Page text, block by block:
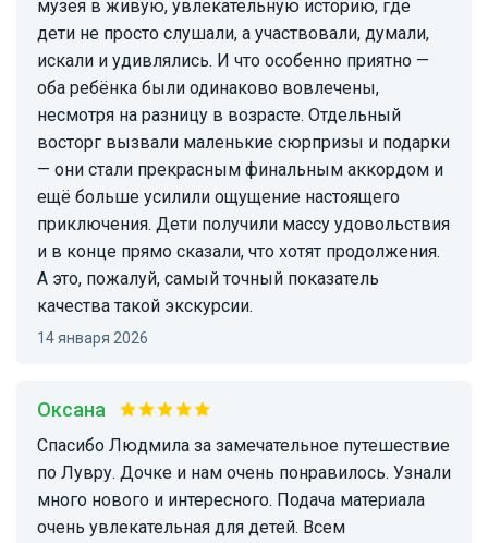
музея в живую, увлекательную историю, где
дети не просто слушали, а участвовали, думали,
искали и удивлялись. И что особенно приятно —
оба ребёнка были одинаково вовлечены,
несмотря на разницу в возрасте. Отдельный
восторг вызвали маленькие сюрпризы и подарки
— они стали прекрасным финальным аккордом и
ещё больше усилили ощущение настоящего
приключения. Дети получили массу удовольствия
и в конце прямо сказали, что хотят продолжения.
А это, пожалуй, самый точный показатель
качества такой экскурсии.
14 января 2026
Оксана
Спасибо Людмила за замечательное путешествие
по Лувру. Дочке и нам очень понравилось. Узнали
много нового и интересного. Подача материала
очень увлекательная для детей. Всем